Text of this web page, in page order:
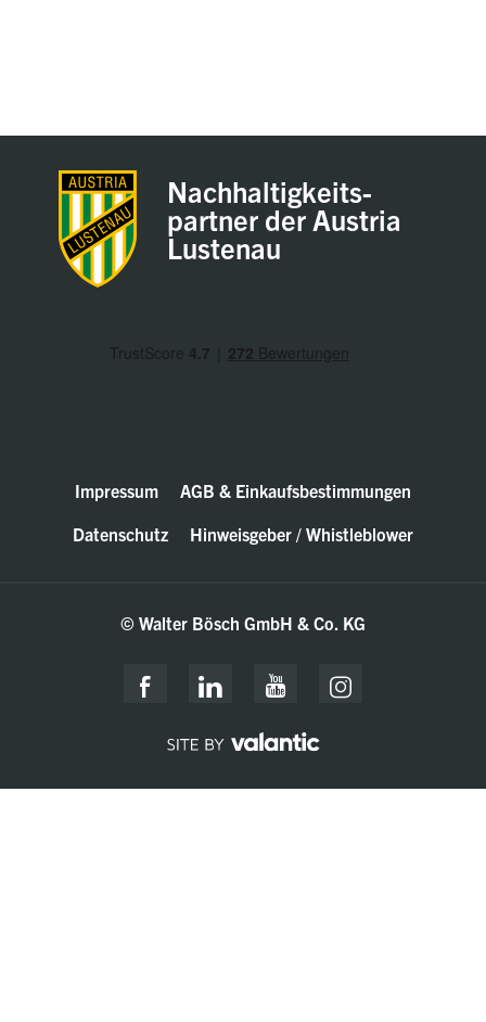
Nachhaltigkeits-
partner der Austria
Lustenau
Impressum
AGB & Einkaufsbestimmungen
Datenschutz
Hinweisgeber / Whistleblower
© Walter Bösch GmbH & Co. KG